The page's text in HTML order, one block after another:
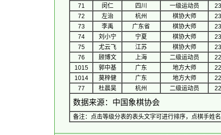
71
闵仁 四川 一级运动员
72
左治 杭州 棋协大师
73
李禹 广东省 棋协大师
74
刘小宁 宁夏 棋协大师
75
尤云飞 江苏 棋协大师
76
顾博文 上海 二级运动员
1015
郭中基 广东 地方大师
1014
莫梓健 广东 地方大师
77
杜晨昊 杭州 二级运动员
数据来源：中国象棋协会
备注：点击等级分表的表头文字可进行排序，点棋手姓